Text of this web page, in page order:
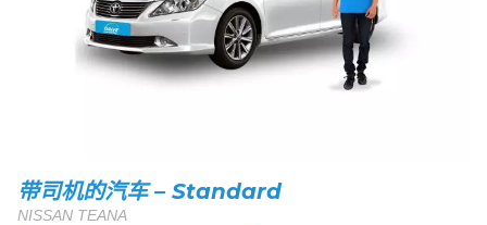
带司机的汽车 – Standard
NISSAN TEANA